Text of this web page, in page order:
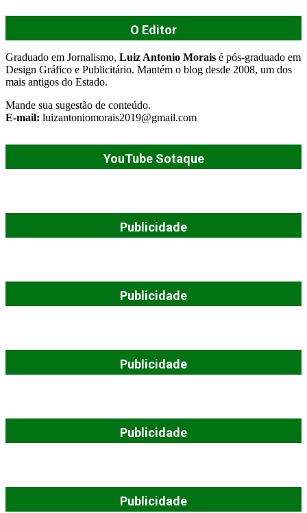
O Editor
Graduado em Jornalismo, Luiz Antonio Morais é pós-graduado em
Design Gráfico e Publicitário. Mantém o blog desde 2008, um dos
mais antigos do Estado.
Mande sua sugestão de conteúdo.
E-mail: luizantoniomorais2019@gmail.com
YouTube Sotaque
Publicidade
Publicidade
Publicidade
Publicidade
Publicidade